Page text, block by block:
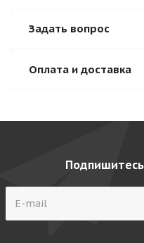
Задать вопрос
Оплата и доставка